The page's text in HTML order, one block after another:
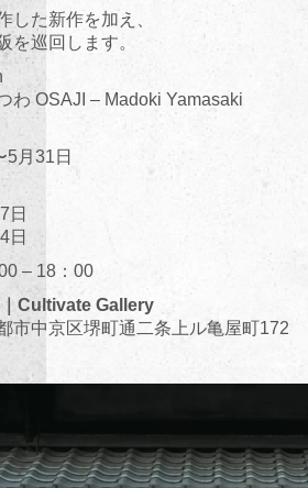
した新作を加え、
を巡回します。
わ OSAJI – Madoki Yamasaki
5月31日
日
日
– 18：00
Cultivate Gallery
市中京区堺町通二条上ル亀屋町172